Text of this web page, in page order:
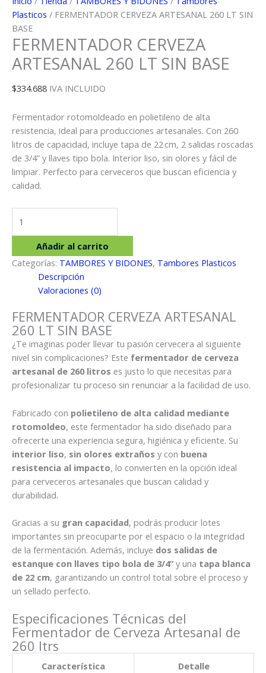
Plasticos / FERMENTADOR CERVEZA ARTESANAL 260 LT SIN
BASE
FERMENTADOR CERVEZA
ARTESANAL 260 LT SIN BASE
$334.688 IVA INCLUIDO
Fermentador rotomoldeado en polietileno de alta
resistencia, ideal para producciones artesanales. Con 260
litros de capacidad, incluye tapa de 22 cm, 2 salidas roscadas
de 3/4” y llaves tipo bola. Interior liso, sin olores y fácil de
limpiar. Perfecto para cerveceros que buscan eficiencia y
calidad.
CERVEZA
ARTESANAL
260
LT
cantidad
Añadir al carrito
Categorías: TAMBORES Y BIDONES, Tambores Plasticos
Descripción
Valoraciones (0)
FERMENTADOR CERVEZA ARTESANAL
260 LT SIN BASE
¿Te imaginas poder llevar tu pasión cervecera al siguiente
nivel sin complicaciones? Este fermentador de cerveza
artesanal de 260 litros es justo lo que necesitas para
profesionalizar tu proceso sin renunciar a la facilidad de uso.
Fabricado con polietileno de alta calidad mediante
rotomoldeo, este fermentador ha sido diseñado para
ofrecerte una experiencia segura, higiénica y eficiente. Su
interior liso, sin olores extraños y con buena
resistencia al impacto, lo convierten en la opción ideal
para cerveceros artesanales que buscan calidad y
durabilidad.
Gracias a su gran capacidad, podrás producir lotes
importantes sin preocuparte por el espacio o la integridad
de la fermentación. Además, incluye dos salidas de
estanque con llaves tipo bola de 3/4” y una tapa blanca
de 22 cm, garantizando un control total sobre el proceso y
un sellado perfecto.
Especificaciones Técnicas del
Fermentador de Cerveza Artesanal de
260 ltrs
Característica Detalle